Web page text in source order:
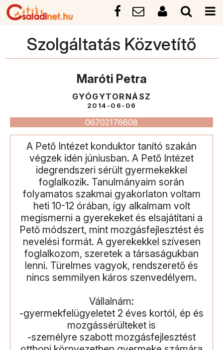
Szolgáltatás Közvetítő
Maróti Petra
GYÓGYTORNÁSZ
2014-06-06
06702176608
A Pető Intézet konduktor tanító szakán
végzek idén júniusban. A Pető Intézet
idegrendszeri sérült gyermekekkel
foglalkozik. Tanulmányaim során
folyamatos szakmai gyakorlaton voltam
heti 10-12 órában, így alkalmam volt
megismerni a gyerekeket és elsajátítani a
Pető módszert, mint mozgásfejlesztést és
nevelési formát. A gyerekekkel szívesen
foglalkozom, szeretek a társaságukban
lenni. Türelmes vagyok, rendszerető és
nincs semmilyen káros szenvedélyem.
Vállalnám:
-gyermekfelügyeletet 2 éves kortól, ép és
mozgássérülteket is
-személyre szabott mozgásfejlesztést